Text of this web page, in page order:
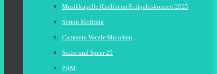
Musikkapelle Kirchheim Frühjahrskonzert 2025
Simon McBride
Camerata Vocale München
Seiler und Speer 25
PÄM